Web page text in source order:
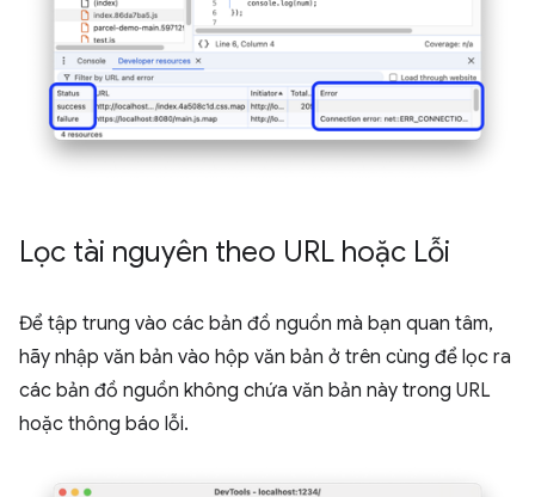
Lọc tài nguyên theo URL hoặc Lỗi
Để tập trung vào các bản đồ nguồn mà bạn quan tâm,
hãy nhập văn bản vào hộp văn bản ở trên cùng để lọc ra
các bản đồ nguồn không chứa văn bản này trong URL
hoặc thông báo lỗi.